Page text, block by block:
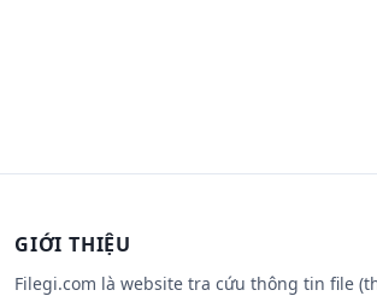
GIỚI THIỆU
Filegi.com là website tra cứu thông tin file